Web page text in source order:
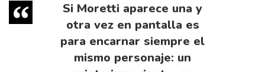
Si Moretti aparece una y
otra vez en pantalla es
para encarnar siempre el
mismo personaje: un